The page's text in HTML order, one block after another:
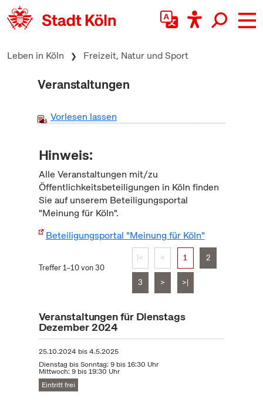
zum Inhalt springen
Leben in Köln Freizeit, Natur und Sport
Veranstaltungen
Vorlesen lassen
Hinweis:
Alle Veranstaltungen mit/zu
Öffentlichkeitsbeteiligungen in Köln finden
Sie auf unserem Beteiligungsportal
"Meinung für Köln".
Beteiligungsportal "Meinung für Köln"
Treffer 1–10 von 30
|< < 1 2
3 > >|
Veranstaltungen für Dienstags
Dezember 2024
25.10.2024 bis4.5.2025
Dienstag bis Sonntag: 9 bis 16:30 Uhr
Mittwoch: 9 bis 19:30 Uhr
Eintritt frei